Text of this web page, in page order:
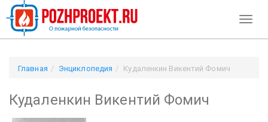
Главная Энциклопедия Кудаленкин Викентий Фомич
Кудаленкин Викентий Фомич